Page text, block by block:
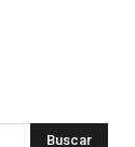
Buscar